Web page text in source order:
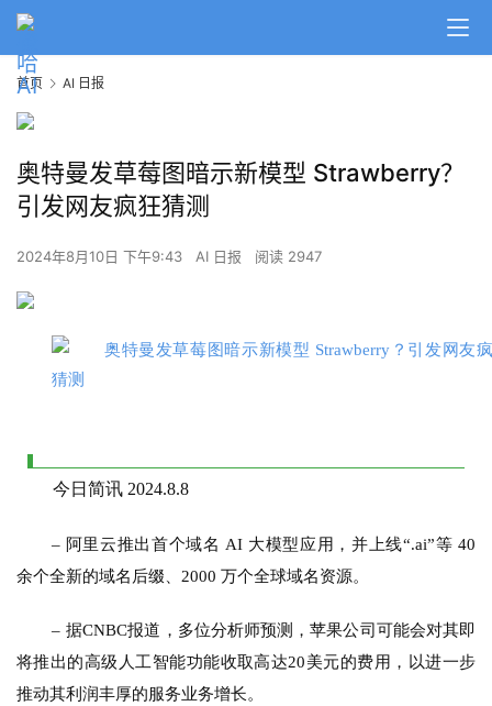
首页 AI 日报
奥特曼发草莓图暗示新模型 Strawberry？
引发网友疯狂猜测
2024年8月10日 下午9:43 AI 日报 阅读 2947
今日简讯 2024.8.8
– 阿里云推出首个域名 AI 大模型应用，并上线“.ai”等 40
余个全新的域名后缀、2000 万个全球域名资源。
– 据CNBC报道，多位分析师预测，苹果公司可能会对其即
将推出的高级人工智能功能收取高达20美元的费用，以进一步
推动其利润丰厚的服务业务增长。